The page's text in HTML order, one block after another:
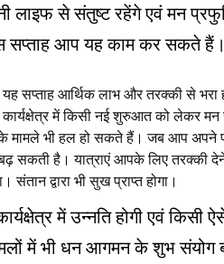
लाइफ से संतुष्ट रहेंगे एवं मन
सप्‍ताह आप यह काम कर सकते हैं।
सप्‍ताह आर्थिक लाभ और तरक्‍की से
में किसी नई शुरुआत को लेकर
मामले भी हल हो सकते हैं। जब आप अपने
सकती है। यात्राएं आपके लिए तरक्‍की
द्वारा भी सुख प्राप्त होगा।
में उन्नति होगी एवं किसी
में भी धन आगमन के शुभ